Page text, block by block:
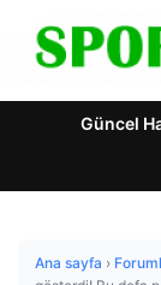
Güncel
Ana sayfa ›